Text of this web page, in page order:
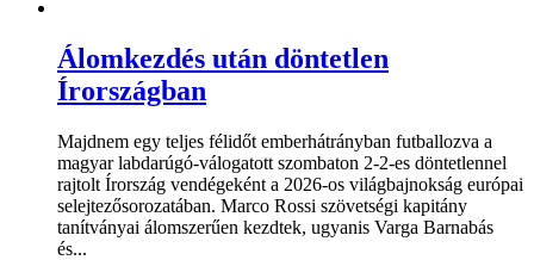
Álomkezdés után döntetlen
Írországban
Majdnem egy teljes félidőt emberhátrányban futballozva a
magyar labdarúgó-válogatott szombaton 2-2-es döntetlennel
rajtolt Írország vendégeként a 2026-os világbajnokság európai
selejtezősorozatában. Marco Rossi szövetségi kapitány
tanítványai álomszerűen kezdtek, ugyanis Varga Barnabás
és...